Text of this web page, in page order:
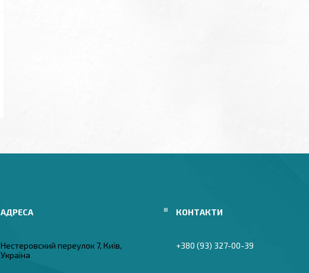
Нестеровский переулок 7, Київ,
Україна
+380 (93) 327-00-39